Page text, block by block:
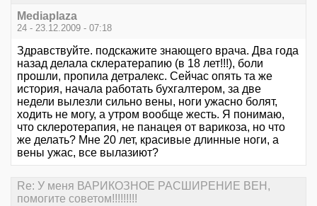
Mediaplaza
24 - 23.12.2009 - 07:18
Здравствуйте. подскажите знающего врача. Два года
назад делала склератерапию (в 18 лет!!!), боли
прошли, пропила детралекс. Сейчас опять та же
история, начала работать бухгалтером, за две
недели вылезли сильно вены, ноги ужасно болят,
ходить не могу, а утром вообще жесть. Я понимаю,
что склеротерапия, не панацея от варикоза, но что
же делать? Мне 20 лет, красивые длинные ноги, а
вены ужас, все вылазиют?
Re: У меня ВАРИКОЗНОЕ РАСШИРЕНИЕ ВЕН,
помогите советом!!!!!!!!!